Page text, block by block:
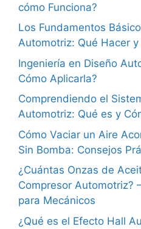
cómo Funciona?
Los Fundamentos
Automotriz: Qué Hacer y
Ingeniería en Diseño
Cómo Aplicarla?
Comprendiendo el
Automotriz: Qué es y
Cómo Vaciar un Aire
Sin Bomba: Consejos
¿Cuántas Onzas de
Compresor Automotriz?
para Mecánicos
¿Qué es el Efecto Hall